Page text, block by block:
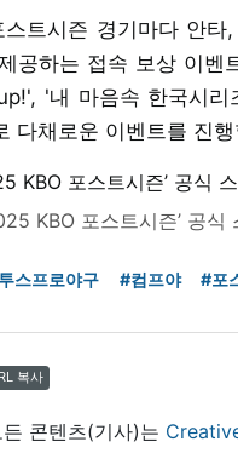
트시즌 경기마다 안타
공하는 접속 보상 이벤
'내 마음속 한국시
다채로운 이벤트를 진
KBO 포스트시즌’ 공식
스프로야구 #컴프야 #포
복사
콘텐츠(기사)는